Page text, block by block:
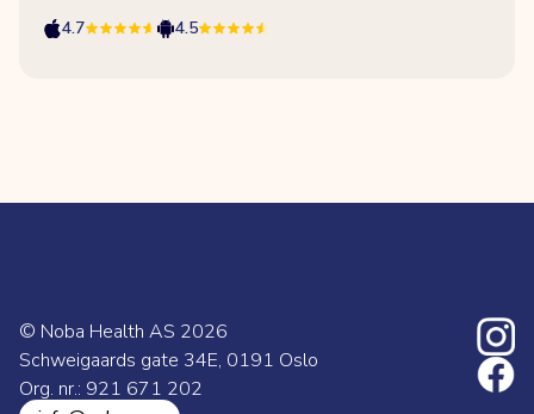
4.7
4.5
© Noba Health AS 2026
Schweigaards gate 34E, 0191 Oslo
Org. nr.: 921 671 202